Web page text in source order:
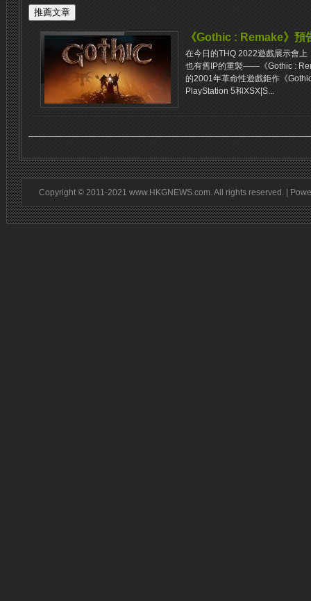
《Gothic : Remake》
在今日的THQ 2022遊戲展示會
也有舊IP的重製——《Gothic :
的2001年革命性遊戲鉅作《
PlayStation 5和XSX|S...
Copyright © 2011-2021 www.HKGNEWS.com. All rights reserved. |